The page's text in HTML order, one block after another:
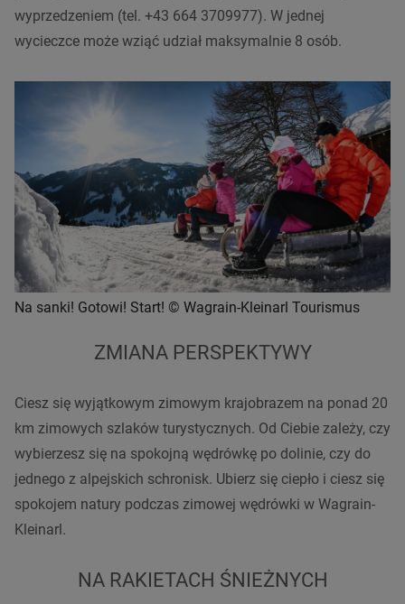
wyprzedzeniem (tel. +43 664 3709977). W jednej
wycieczce może wziąć udział maksymalnie 8 osób.
Na sanki! Gotowi! Start! © Wagrain-Kleinarl Tourismus
ZMIANA PERSPEKTYWY
Ciesz się wyjątkowym zimowym krajobrazem na ponad 20
km zimowych szlaków turystycznych. Od Ciebie zależy, czy
wybierzesz się na spokojną wędrówkę po dolinie, czy do
jednego z alpejskich schronisk. Ubierz się ciepło i ciesz się
spokojem natury podczas zimowej wędrówki w Wagrain-
Kleinarl.
NA RAKIETACH ŚNIEŻNYCH